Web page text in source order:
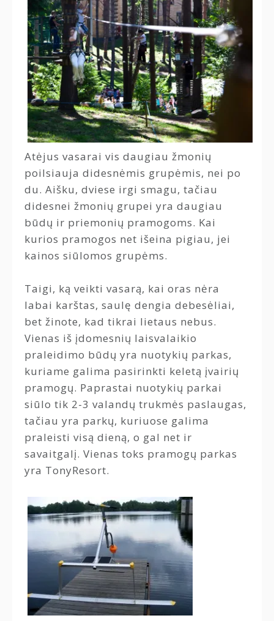
Atėjus vasarai vis daugiau žmonių
poilsiauja didesnėmis grupėmis, nei po
du. Aišku, dviese irgi smagu, tačiau
didesnei žmonių grupei yra daugiau
būdų ir priemonių pramogoms. Kai
kurios pramogos net išeina pigiau, jei
kainos siūlomos grupėms.
Taigi, ką veikti vasarą, kai oras nėra
labai karštas, saulę dengia debesėliai,
bet žinote, kad tikrai lietaus nebus.
Vienas iš įdomesnių laisvalaikio
praleidimo būdų yra nuotykių parkas,
kuriame galima pasirinkti keletą įvairių
pramogų. Paprastai nuotykių parkai
siūlo tik 2-3 valandų trukmės paslaugas,
tačiau yra parkų, kuriuose galima
praleisti visą dieną, o gal net ir
savaitgalį. Vienas toks pramogų parkas
yra TonyResort.